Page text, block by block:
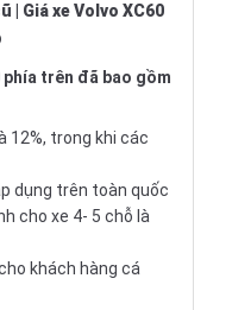
Giá xe Volvo XC60
phía trên đã bao gồm
12%, trong khi các
dụng trên toàn quốc
cho xe 4- 5 chỗ là
khách hàng cá